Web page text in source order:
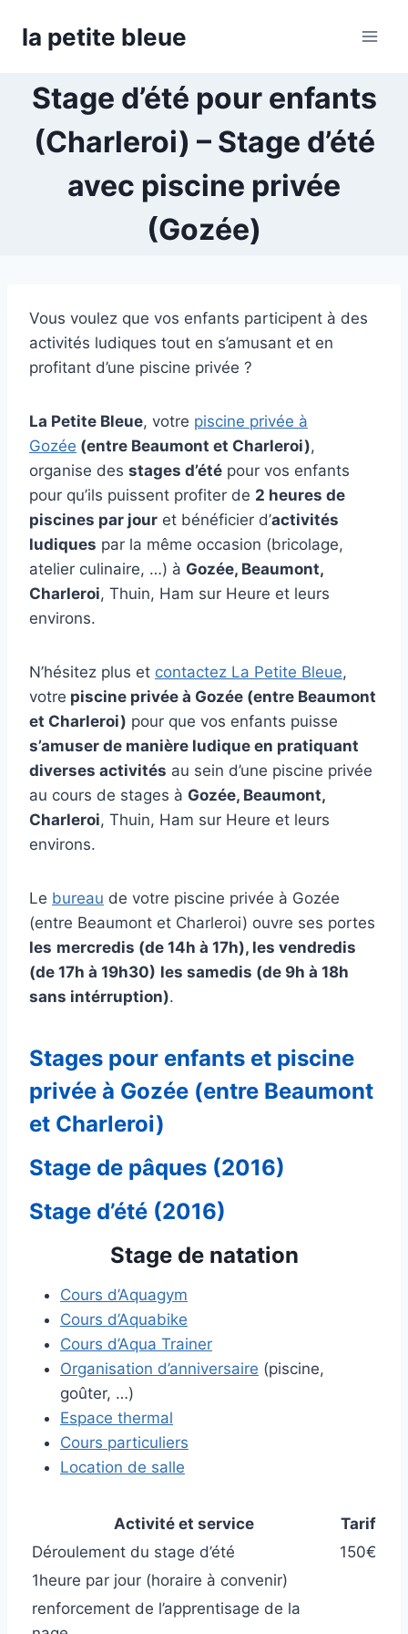
la petite bleue
Stage d’été pour enfants
(Charleroi) – Stage d’été
avec piscine privée
(Gozée)
Vous voulez que vos enfants participent à des
activités ludiques tout en s’amusant et en
profitant d’une piscine privée ?
La Petite Bleue, votre piscine privée à
Gozée (entre Beaumont et Charleroi),
organise des stages d’été pour vos enfants
pour qu’ils puissent profiter de 2 heures de
piscines par jour et bénéficier d’activités
ludiques par la même occasion (bricolage,
atelier culinaire, …) à Gozée, Beaumont,
Charleroi, Thuin, Ham sur Heure et leurs
environs.
N’hésitez plus et contactez La Petite Bleue,
votre piscine privée à Gozée (entre Beaumont
et Charleroi) pour que vos enfants puisse
s’amuser de manière ludique en pratiquant
diverses activités au sein d’une piscine privée
au cours de stages à Gozée, Beaumont,
Charleroi, Thuin, Ham sur Heure et leurs
environs.
Le bureau de votre piscine privée à Gozée
(entre Beaumont et Charleroi) ouvre ses portes
les mercredis (de 14h à 17h), les vendredis
(de 17h à 19h30) les samedis (de 9h à 18h
sans intérruption).
Stages pour enfants et piscine
privée à Gozée (entre Beaumont
et Charleroi)
Stage de pâques (2016)
Stage d’été (2016)
Stage de natation
Cours d’Aquagym
Cours d’Aquabike
Cours d’Aqua Trainer
Organisation d’anniversaire (piscine,
goûter, …)
Espace thermal
Cours particuliers
Location de salle
Activité et service
Tarif
Déroulement du stage d’été
150€
1heure par jour (horaire à convenir)
renforcement de l’apprentisage de la